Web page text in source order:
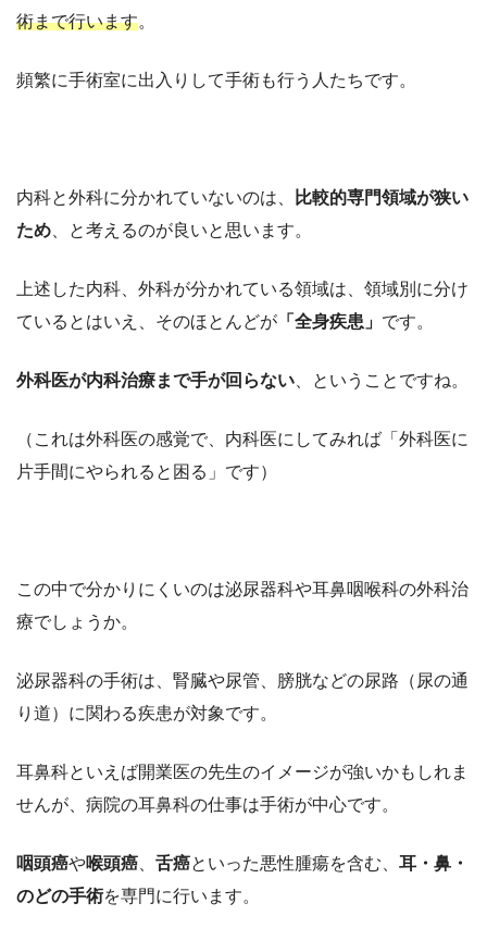
術まで行います。
頻繁に手術室に出入りして手術も行う人たちです。
内科と外科に分かれていないのは、
比較的専門領域が狭い
ため、と考えるのが良いと思います。
上述した内科、外科が分かれている領域は、領域別に分け
ているとはいえ、そのほとんどが 「全身疾患」 です。
外科医が内科治療まで手が回らない、ということですね。
（これは外科医の感覚で、内科医にしてみれば「外科医に
片手間にやられると困る」です）
この中で分かりにくいのは泌尿器科や耳鼻咽喉科の外科治
療でしょうか。
泌尿器科の手術は、腎臓や尿管、膀胱などの尿路（尿の通
り道）に関わる疾患が対象です。
耳鼻科といえば開業医の先生のイメージが強いかもしれま
せんが、病院の耳鼻科の仕事は手術が中心です。
咽頭癌や喉頭癌、 舌癌といった悪性腫瘍を含む、 耳・鼻・
のどの手術を専門に行います。